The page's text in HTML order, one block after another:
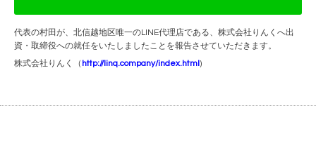
代表の村田が、北信越地区唯一のLINE代理店である、株式会社りんくへ出
資・取締役への就任をいたしましたことを報告させていただきます。
株式会社りんく（ http://linq.company/index.html )